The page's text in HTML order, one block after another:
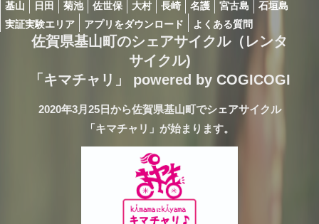
基山
日田 菊池 佐世保 大村 長崎 名護 宮古島
石垣島
実証実験エリア
アプリをダウンロード よくある質問
佐賀県基山町のシェアサイクル（レンタ
サイクル)
「キマチャリ」 powered by COGICOGI
2020年3月25日から佐賀県基山町でシェアサイクル
「キマチャリ」が始まります。